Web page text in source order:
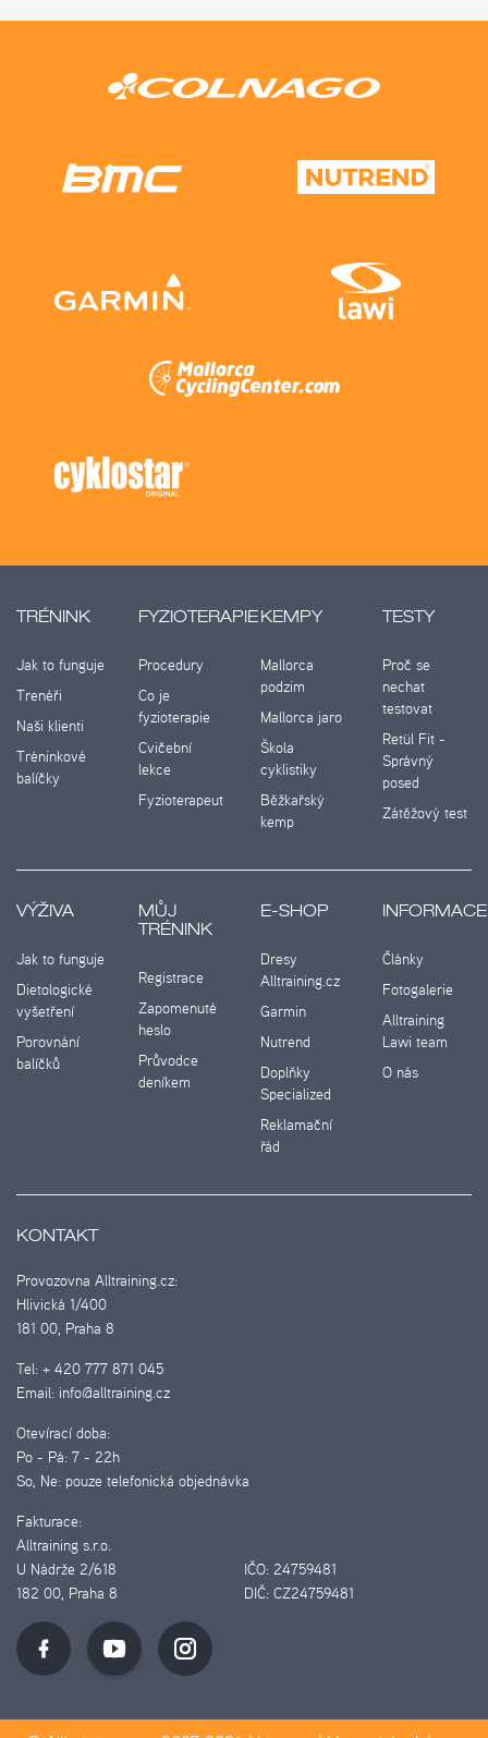
TRÉNINK
Jak to funguje
Trenéři
Naši klienti
Tréninkové
balíčky
FYZIOTERAPIE
Procedury
Co je
fyzioterapie
Cvičební
lekce
Fyzioterapeut
KEMPY
Mallorca
podzim
Mallorca jaro
Škola
cyklistiky
Běžkařský
kemp
TESTY
Proč se
nechat
testovat
Retül Fit -
Správný
posed
Zátěžový test
VÝŽIVA
Jak to funguje
Dietologické
vyšetření
Porovnání
balíčků
MŮJ
TRÉNINK
Registrace
Zapomenuté
heslo
Průvodce
deníkem
E-SHOP
Dresy
Alltraining.cz
Garmin
Nutrend
Doplňky
Specialized
Reklamační
řád
INFORMACE
Články
Fotogalerie
Alltraining
Lawi team
O nás
KONTAKT
Provozovna Alltraining.cz:
Hlivická 1/400
181 00, Praha 8
Tel: + 420 777 871 045
Email: info@alltraining.cz
Otevírací doba:
Po - Pá: 7 - 22h
So, Ne: pouze telefonická objednávka
Fakturace:
Alltraining s.r.o.
U Nádrže 2/618
IČO: 24759481
182 00, Praha 8
DIČ: CZ24759481